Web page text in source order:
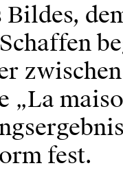
Bildes,
zwischen
„La
fest.